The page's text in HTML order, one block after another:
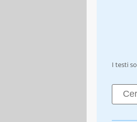
I testi